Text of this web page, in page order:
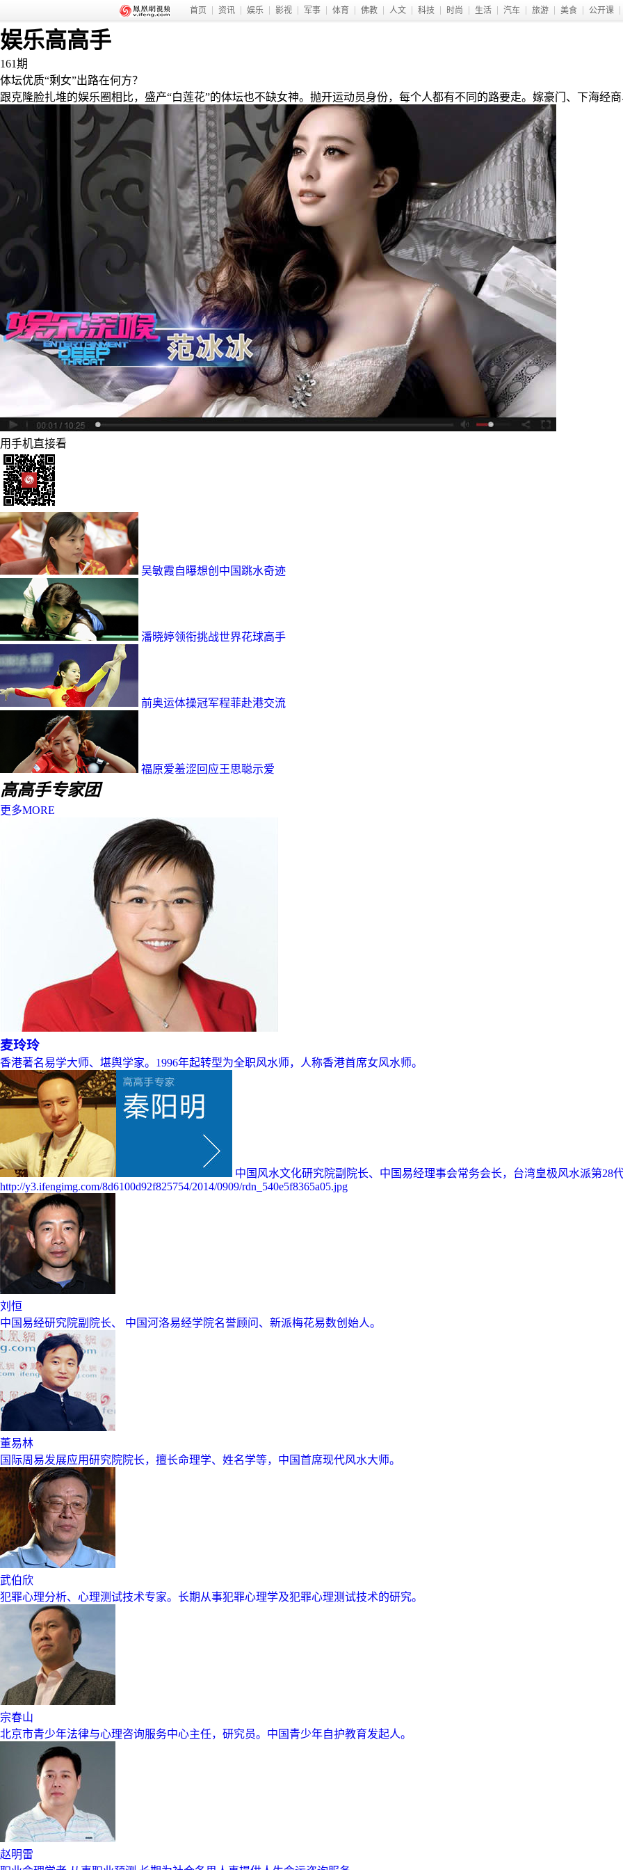
首页 资讯 娱乐 影视 军事 体育 佛教 人文 科技 时尚 生活 汽车 旅游 美食 公开课
娱乐高高手
161期
体坛优质“剩女”出路在何方？
跟克隆脸扎堆的娱乐圈相比，盛产“白莲花”的体坛也不缺女神。抛开运动员身份，每个人都有不同的路要走。嫁豪门、下海经
用手机直接看
吴敏霞自曝想创中国跳水奇迹
潘晓婷领衔挑战世界花球高手
前奥运体操冠军程菲赴港交流
福原爱羞涩回应王思聪示爱
高高手专家团
更多MORE
麦玲玲
香港著名易学大师、堪舆学家。1996年起转型为全职风水师，人称香港首席女风水师。
中国风水文化研究院副院长、中国易经理事会常务会长，台湾皇极风水派第28
http://y3.ifengimg.com/8d6100d92f825754/2014/0909/rdn_540e5f8365a05.jpg
刘恒
中国易经研究院副院长、 中国河洛易经学院名誉顾问、新派梅花易数创始人。
董易林
国际周易发展应用研究院院长，擅长命理学、姓名学等，中国首席现代风水大师。
武伯欣
犯罪心理分析、心理测试技术专家。长期从事犯罪心理学及犯罪心理测试技术的研究。
宗春山
北京市青少年法律与心理咨询服务中心主任，研究员。中国青少年自护教育发起人。
赵明雷